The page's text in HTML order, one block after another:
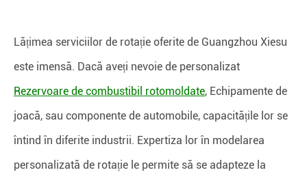
Lățimea serviciilor de rotație oferite de Guangzhou Xiesu
este imensă. Dacă aveți nevoie de personalizat
Rezervoare de combustibil rotomoldate, Echipamente de
joacă, sau componente de automobile, capacitățile lor se
întind în diferite industrii. Expertiza lor în modelarea
personalizată de rotație le permite să se adapteze la